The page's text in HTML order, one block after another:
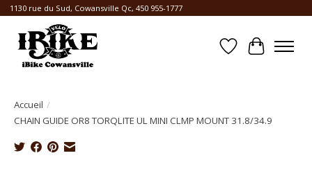
1130 rue du Sud, Cowansville Qc, 450 955-1777
Liste dePanier
Accueil /
CHAIN GUIDE OR8 TORQLITE UL MINI CLMP MOUNT 31.8/34.9